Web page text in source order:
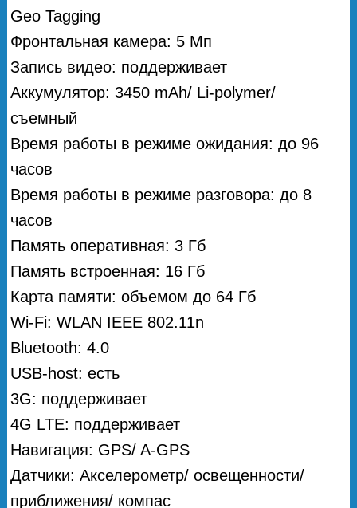
Geo Tagging
Фронтальная камера: 5 Мп
Запись видео: поддерживает
Аккумулятор: 3450 mAh/ Li-polymer/
съемный
Время работы в режиме ожидания: до 96
часов
Время работы в режиме разговора: до 8
часов
Память оперативная: 3 Гб
Память встроенная: 16 Гб
Карта памяти: объемом до 64 Гб
Wi-Fi: WLAN IEEE 802.11n
Bluetooth: 4.0
USB-host: есть
3G: поддерживает
4G LTE: поддерживает
Навигация: GPS/ A-GPS
Датчики: Акселерометр/ освещенности/
приближения/ компас